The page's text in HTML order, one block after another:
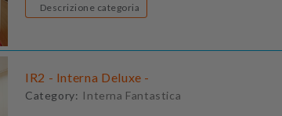
Descrizione categoria
IR2 - Interna Deluxe -
Category: Interna Fantastica